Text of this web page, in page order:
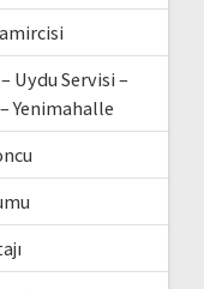
Uydu Servisi –
Yenimahalle